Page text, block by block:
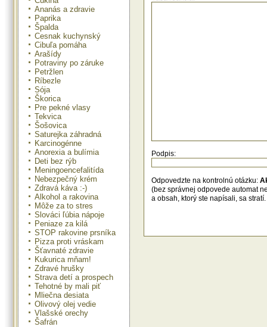
Ananás a zdravie
Paprika
Špalda
Cesnak kuchynský
Cibuľa pomáha
Arašídy
Potraviny po záruke
Petržlen
Ríbezle
Sója
Škorica
Pre pekné vlasy
Tekvica
Šošovica
Saturejka záhradná
Karcinogénne
Anorexia a bulímia
Deti bez rýb
Meningoencefalitída
Nebezpečný krém
Zdravá káva :-)
Alkohol a rakovina
Môže za to stres
Slováci ľúbia nápoje
Peniaze za kilá
STOP rakovine prsníka
Pizza proti vráskam
Šťavnaté zdravie
Kukurica mňam!
Zdravé hrušky
Strava detí a prospech
Tehotné by mali piť
Mliečna desiata
Olivový olej vedie
Vlašské orechy
Šafrán
Podpis:
Odpovedzte na kontrolnú otázku:
(bez správnej odpovede automat
a obsah, ktorý ste napísali, sa